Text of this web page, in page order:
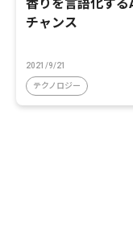
香りを言語化する
チャンス
2021/9/21
テクノロジー